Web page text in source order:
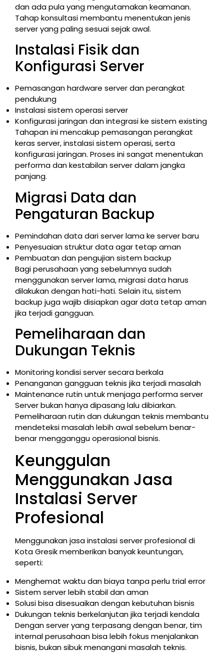
dan ada pula yang mengutamakan keamanan.
Tahap konsultasi membantu menentukan jenis
server yang paling sesuai sejak awal.
Instalasi Fisik dan
Konfigurasi Server
Pemasangan hardware server dan perangkat
pendukung
Instalasi sistem operasi server
Konfigurasi jaringan dan integrasi ke sistem existing
Tahapan ini mencakup pemasangan perangkat
keras server, instalasi sistem operasi, serta
konfigurasi jaringan. Proses ini sangat menentukan
performa dan kestabilan server dalam jangka
panjang.
Migrasi Data dan
Pengaturan Backup
Pemindahan data dari server lama ke server baru
Penyesuaian struktur data agar tetap aman
Pembuatan dan pengujian sistem backup
Bagi perusahaan yang sebelumnya sudah
menggunakan server lama, migrasi data harus
dilakukan dengan hati-hati. Selain itu, sistem
backup juga wajib disiapkan agar data tetap aman
jika terjadi gangguan.
Pemeliharaan dan
Dukungan Teknis
Monitoring kondisi server secara berkala
Penanganan gangguan teknis jika terjadi masalah
Maintenance rutin untuk menjaga performa server
Server bukan hanya dipasang lalu dibiarkan.
Pemeliharaan rutin dan dukungan teknis membantu
mendeteksi masalah lebih awal sebelum benar-
benar mengganggu operasional bisnis.
Keunggulan
Menggunakan Jasa
Instalasi Server
Profesional
Menggunakan jasa instalasi server profesional di
Kota Gresik memberikan banyak keuntungan,
seperti:
Menghemat waktu dan biaya tanpa perlu trial error
Sistem server lebih stabil dan aman
Solusi bisa disesuaikan dengan kebutuhan bisnis
Dukungan teknis berkelanjutan jika terjadi kendala
Dengan server yang terpasang dengan benar, tim
internal perusahaan bisa lebih fokus menjalankan
bisnis, bukan sibuk menangani masalah teknis.